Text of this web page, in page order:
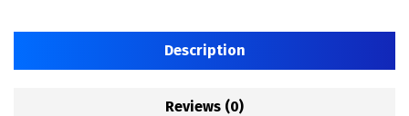
Description
Reviews (0)